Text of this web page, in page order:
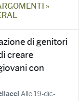
»
di genitori
creare
con
Alle 19-dic-